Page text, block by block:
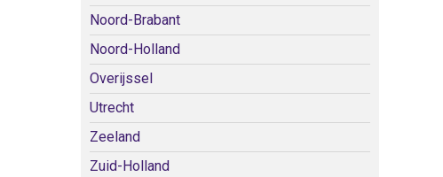
Noord-Brabant
Noord-Holland
Overijssel
Utrecht
Zeeland
Zuid-Holland